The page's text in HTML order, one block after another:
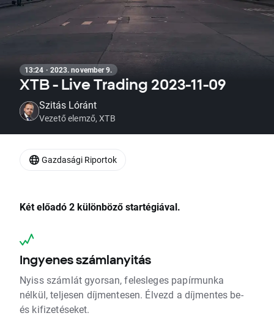
13:24 · 2023. november 9.
XTB - Live Trading 2023-11-09
Szitás Lóránt
Vezető elemző, XTB
Két előadó 2 különböző startégiával.
Ingyenes számlanyitás
Nyiss számlát gyorsan, felesleges papírmunka
nélkül, teljesen díjmentesen. Élvezd a díjmentes be-
és kifizetéseket.
Gazdasági Riportok